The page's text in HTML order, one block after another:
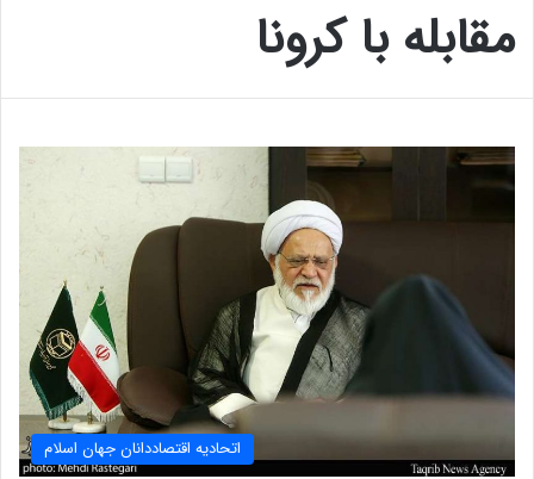
مقابله با کرونا
اتحادیه اقتصاددانان جهان اسلام